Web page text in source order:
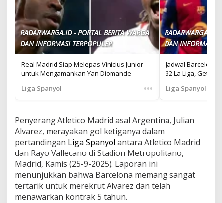
RADARWARGA.ID - PORTAL BERITA WARGA
DAN INFORMASI TERPOPULER
Real Madrid Siap Melepas Vinicius Junior
untuk Mengamankan Yan Diomande
Liga Spanyol
•••
RADARWARGA.ID
DAN INFORMASI
Jadwal
32 La Liga, Getafe
Liga Spanyol
Penyerang Atletico Madrid asal Argentina, Julian
Alvarez, merayakan gol ketiganya dalam
pertandingan Liga Spanyol antara Atletico Madrid
dan Rayo Vallecano di Stadion Metropolitano,
Madrid, Kamis (25-9-2025). Laporan ini
menunjukkan bahwa Barcelona memang sangat
tertarik untuk merekrut Alvarez dan telah
menawarkan kontrak 5 tahun.